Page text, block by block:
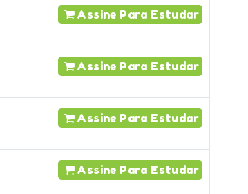
Assine Para Estudar
Assine Para Estudar
Assine Para Estudar
Assine Para Estudar